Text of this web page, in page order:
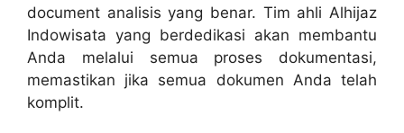
document analisis yang benar. Tim ahli Alhijaz
Indowisata yang berdedikasi akan membantu
Anda melalui semua proses dokumentasi,
memastikan jika semua dokumen Anda telah
komplit.